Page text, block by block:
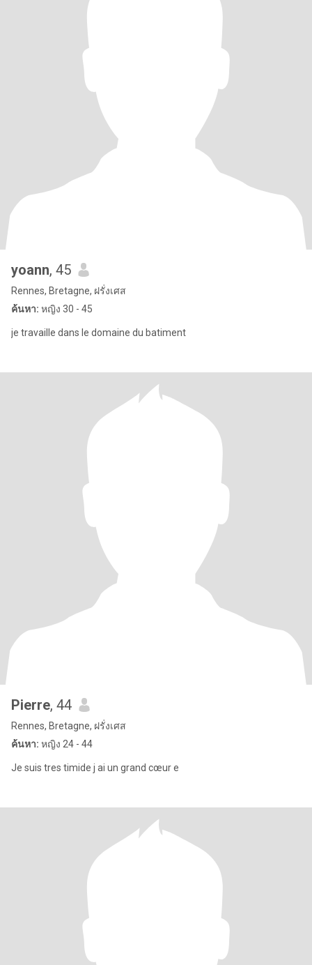
yoann, 45
Rennes, Bretagne, ฝรั่งเศส
ค้นหา: หญิง 30 - 45
je travaille dans le domaine du batiment
Pierre, 44
Rennes, Bretagne, ฝรั่งเศส
ค้นหา: หญิง 24 - 44
Je suis tres timide j ai un grand cœur e